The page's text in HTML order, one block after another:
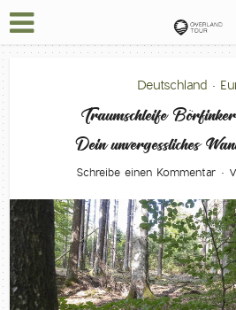
Deutschland •
Traumschleife
Dein unvergessliches
Schreibe einen Kommentar